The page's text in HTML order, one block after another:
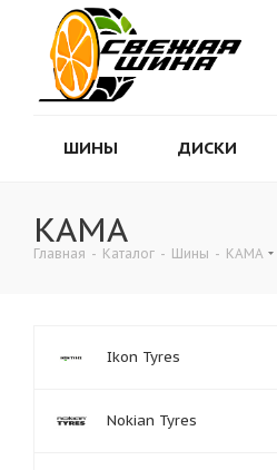
ШИНЫ ДИСКИ
КАМА
Главная - Каталог - Шины - КАМА
Ikon Tyres
Nokian Tyres